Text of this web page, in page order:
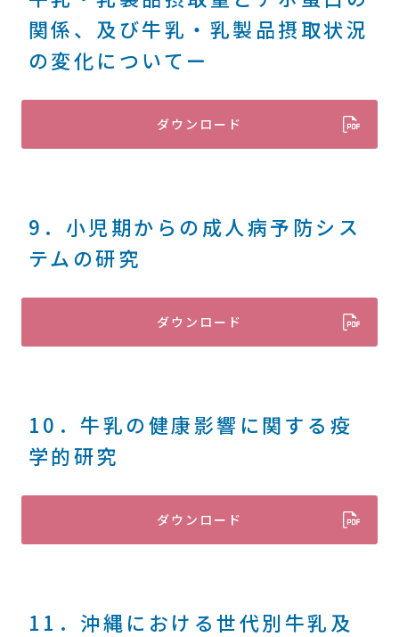
関係、及び牛乳・乳製品摂取状況
の変化についてー
ダウンロード
9．小児期からの成人病予防シス
テムの研究
ダウンロード
10．牛乳の健康影響に関する疫
学的研究
ダウンロード
11．沖縄における世代別牛乳及